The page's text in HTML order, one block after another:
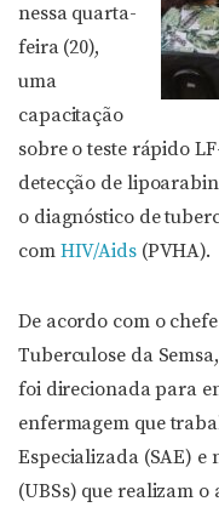
nessa quarta-
feira (20),
uma
capacitação
sobre o teste rápido
detecção de
o diagnóstico de
com HIV/Aids(PVHA).
De acordo com o
Tuberculose da
foi direcionada para
enfermagem que
Especializada (SAE) e
(UBSs) que realizam